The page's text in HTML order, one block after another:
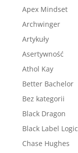
Apex Mindset
Archwinger
Artykuły
Asertywność
Athol Kay
Better Bachelor
Bez kategorii
Black Dragon
Black Label Logic
Chase Hughes